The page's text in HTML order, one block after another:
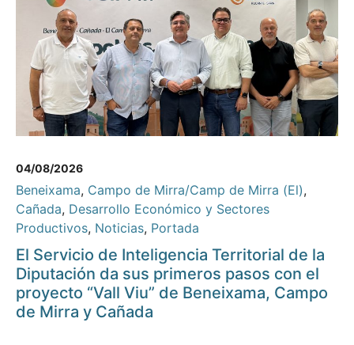
04/08/2026
Beneixama, Campo de Mirra/Camp de Mirra (El),
Cañada, Desarrollo Económico y Sectores
Productivos, Noticias, Portada
El Servicio de Inteligencia Territorial de la
Diputación da sus primeros pasos con el
proyecto “Vall Viu” de Beneixama, Campo
de Mirra y Cañada